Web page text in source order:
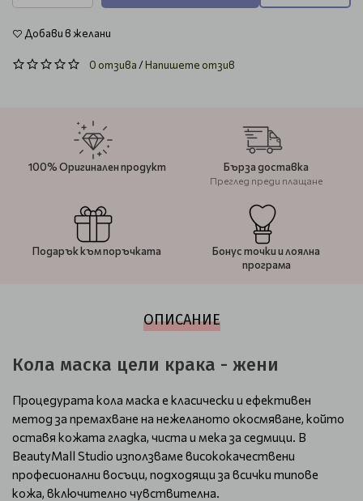
Добави в желани
0 отзива/Напишете отзив
100% Оригинален продукт Бърза доставка
Преглед преди плащане
Подарък към поръчката
Бонус точки и лоялна
програма
ОПИСАНИЕ
Кола маска цели крака - жени
Процедурата кола маска е класически и ефективен
метод за премахване на нежеланото окосмяване, който
оставя кожата гладка, чиста и мека за седмици. В
BeautyMall Studio използваме висококачествени
професионални восъци, подходящи за всички типове
кожа, включително чувствителна.